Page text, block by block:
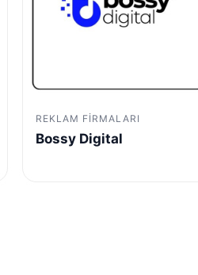
REKLAM FIRMALARI
Bossy Digital